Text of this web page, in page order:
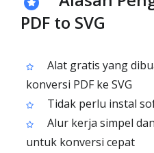
PDF to SVG
Alat gratis yang
konversi PDF ke SVG
Tidak perlu instal
Alur kerja simpel
untuk konversi cepat